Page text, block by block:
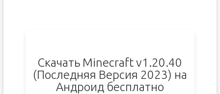
Скачать Minecraft v1.20.40
(Последняя Версия 2023) на
Андроид бесплатно